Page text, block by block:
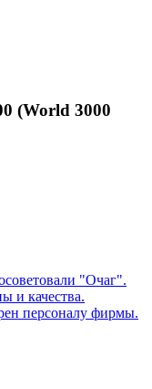
(World 3000
"Очаг".
и качества.
персоналу фирмы.